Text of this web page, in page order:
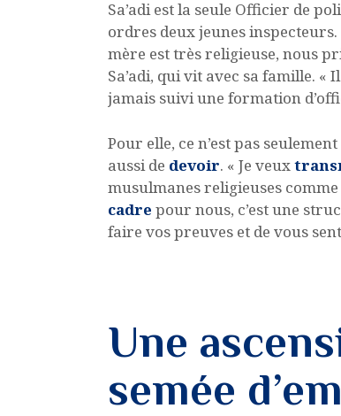
Sa’adi est la seule Officier de
ordres deux jeunes inspecteurs.
mère est très religieuse, nous
Sa’adi, qui vit avec sa famille. «
jamais suivi une formation
Pour elle, ce n’est pas
aussi de devoir. « Je veux
musulmanes religieuses
cadre pour nous, c’est une
faire vos preuves et de vous
Une
semée